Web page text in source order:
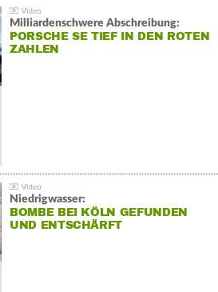
Milliardenschwere Abschreibung:
PORSCHE SE TIEF IN DEN ROTEN
ZAHLEN
Niedrigwasser:
BOMBE BEI KÖLN GEFUNDEN
UND ENTSCHÄRFT